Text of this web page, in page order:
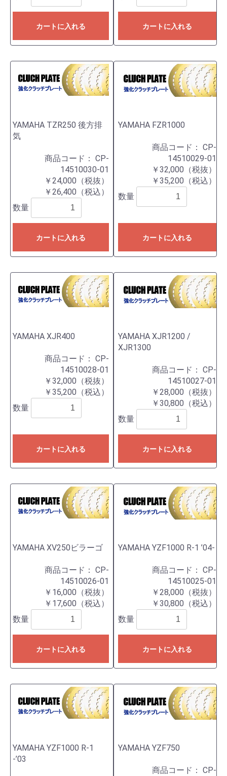
カートに入れる カートに入れる
YAMAHA TZR250 後方排
気
商品コード： CP-
14510030-01
￥24,000（税抜）
￥26,400（税込）
数量
カートに入れる
YAMAHA FZR1000
商品コード： CP-
14510029-01
￥32,000（税抜）
￥35,200（税込）
数量
カートに入れる
YAMAHA XJR400
商品コード： CP-
14510028-01
￥32,000（税抜）
￥35,200（税込）
数量
カートに入れる
YAMAHA XJR1200 /
XJR1300
商品コード： CP-
14510027-01
￥28,000（税抜）
￥30,800（税込）
数量
カートに入れる
YAMAHA XV250ビラーゴ
商品コード： CP-
14510026-01
￥16,000（税抜）
￥17,600（税込）
数量
カートに入れる
YAMAHA YZF1000 R-1 ’04-
商品コード： CP-
14510025-01
￥28,000（税抜）
￥30,800（税込）
数量
カートに入れる
YAMAHA YZF1000 R-1
-’03
YAMAHA YZF750
商品コード： CP-